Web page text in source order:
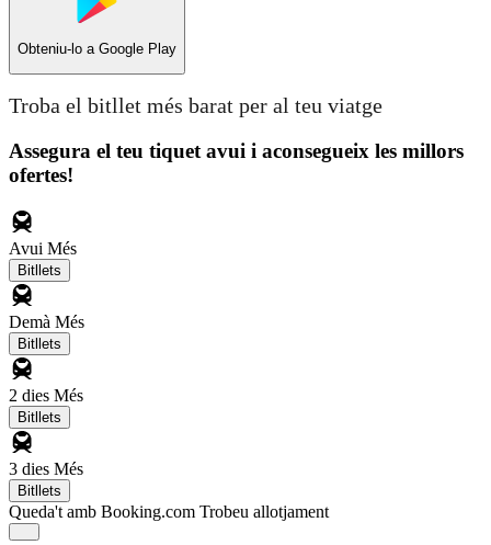
Obteniu-lo a Google Play
Troba el bitllet més barat per al teu viatge
Assegura el teu tiquet avui i aconsegueix les millors
ofertes!
Avui Més
Bitllets
Demà Més
Bitllets
2 dies Més
Bitllets
3 dies Més
Bitllets
Queda't amb Booking.com Trobeu allotjament